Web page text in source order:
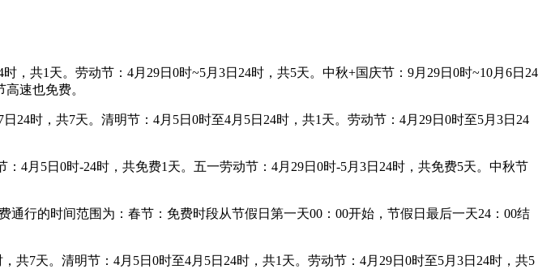
，共1天。劳动节：4月29日0时~5月3日24时，共5天。中秋+国庆节：9月29日0时~10月6日24
速也免费。
24时，共7天。清明节：4月5日0时至4月5日24时，共1天。劳动节：4月29日0时至5月3日24
4月5日0时-24时，共免费1天。五一劳动节：4月29日0时-5月3日24时，共免费5天。中秋节
行的时间范围为：春节：免费时段从节假日第一天00：00开始，节假日最后一天24：00结
共7天。清明节：4月5日0时至4月5日24时，共1天。劳动节：4月29日0时至5月3日24时，共5